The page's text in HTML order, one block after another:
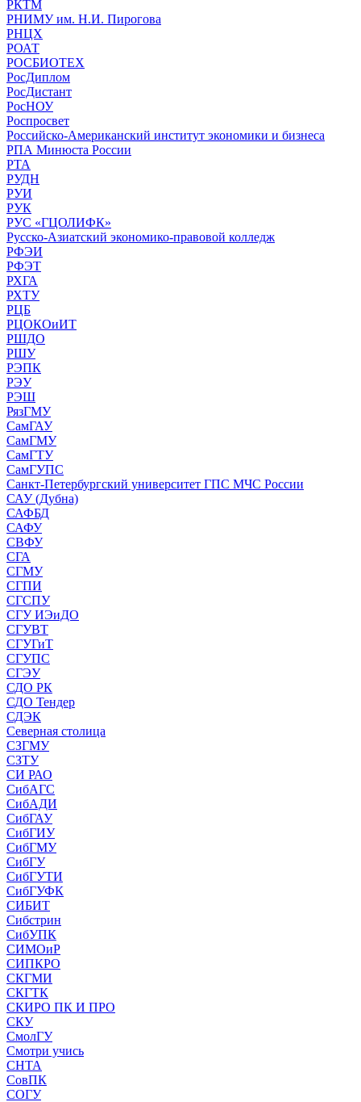
РКТМ
РНИМУ им. Н.И. Пирогова
РНЦХ
РОАТ
РОСБИОТЕХ
РосДиплом
РосДистант
РосНОУ
Роспросвет
Российско-Американский институт экономики и бизнеса
РПА Минюста России
РТА
РУДН
РУИ
РУК
РУС «ГЦОЛИФК»
Русско-Азиатский экономико-правовой колледж
РФЭИ
РФЭТ
РХГА
РХТУ
РЦБ
РЦОКОиИТ
РШДО
РШУ
РЭПК
РЭУ
РЭШ
РязГМУ
СамГАУ
СамГМУ
СамГТУ
СамГУПС
Санкт-Петербургский университет ГПС МЧС России
САУ (Дубна)
САФБД
САФУ
СВФУ
СГА
СГМУ
СГПИ
СГСПУ
СГУ ИЭиДО
СГУВТ
СГУГиТ
СГУПС
СГЭУ
СДО РК
СДО Тендер
СДЭК
Северная столица
СЗГМУ
СЗТУ
СИ РАО
СибАГС
СибАДИ
СибГАУ
СибГИУ
СибГМУ
СибГУ
СибГУТИ
СибГУФК
СИБИТ
Сибстрин
СибУПК
СИМОиР
СИПКРО
СКГМИ
СКГТК
СКИРО ПК И ПРО
СКУ
СмолГУ
Смотри учись
СНТА
СовПК
СОГУ